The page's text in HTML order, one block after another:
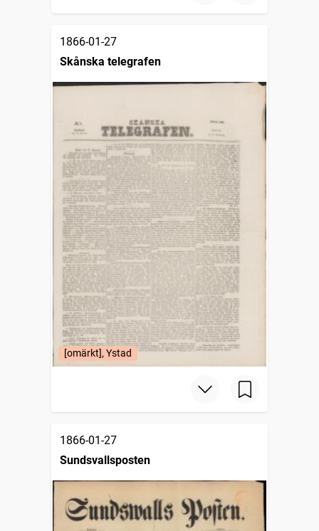
1866-01-27
Skånska telegrafen
[omärkt], Ystad
1866-01-27
Sundsvallsposten